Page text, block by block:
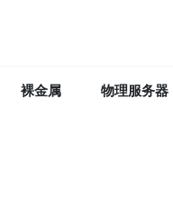
裸金属 物理服务器